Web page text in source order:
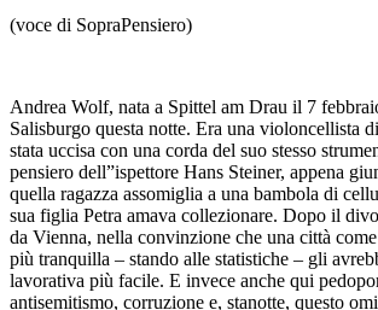
(voce di SopraPensiero)
Andrea Wolf, nata a Spittel am Drau il 7
Salisburgo questa notte. Era una violoncellista
stata uccisa con una corda del suo stesso
pensiero dell”ispettore Hans Steiner, appena
quella ragazza assomiglia a una bambola di
sua figlia Petra amava collezionare. Dopo il
da Vienna, nella convinzione che una città
più tranquilla – stando alle statistiche – gli
lavorativa più facile. E invece anche qui
antisemitismo, corruzione e, stanotte, questo